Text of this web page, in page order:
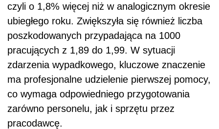
czyli o 1,8% więcej niż w analogicznym okresie
ubiegłego roku. Zwiększyła się również liczba
poszkodowanych przypadająca na 1000
pracujących z 1,89 do 1,99. W sytuacji
zdarzenia wypadkowego, kluczowe znaczenie
ma profesjonalne udzielenie pierwszej pomocy,
co wymaga odpowiedniego przygotowania
zarówno personelu, jak i sprzętu przez
pracodawcę.